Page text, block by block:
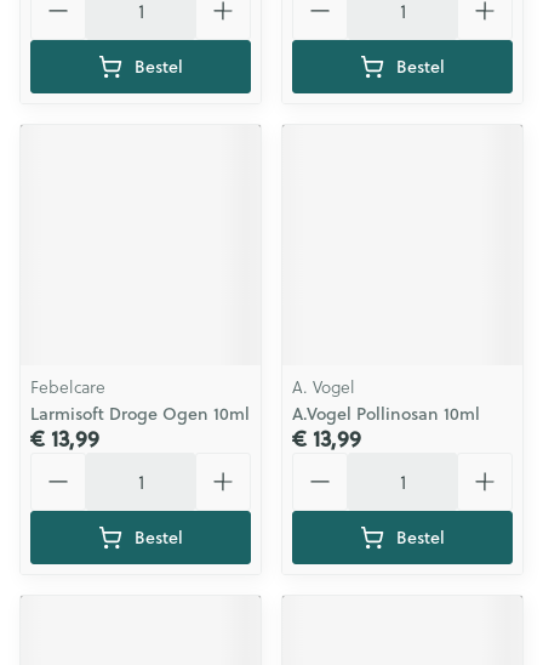
Bestel Bestel
Febelcare
Larmisoft Droge Ogen 10ml
€ 13,99
Bestel
A. Vogel
A.Vogel Pollinosan 10ml
€ 13,99
Bestel